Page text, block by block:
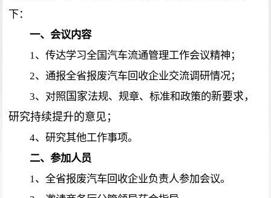
下：
一、会议内容
1、传达学习全国汽车流通管理工作会议精神；
2、通报全省报废汽车回收企业交流调研情况；
3、对照 国家法规、规章、标准和政策的新要求，
研究持续提升的意见；
4、研究其他工作事项。
二、参加人员
1、全省报废汽车回收企业负责人参加会议。